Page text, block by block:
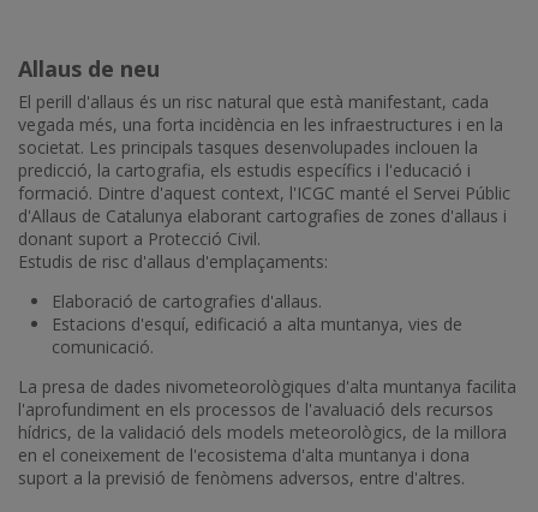
Allaus de neu
El perill d'allaus és un risc natural que està manifestant, cada
vegada més, una forta incidència en les infraestructures i en la
societat. Les principals tasques desenvolupades inclouen la
predicció, la cartografia, els estudis específics i l'educació i
formació. Dintre d'aquest context, l'ICGC manté el Servei Públic
d'Allaus de Catalunya elaborant cartografies de zones d'allaus i
donant suport a Protecció Civil.
Estudis de risc d'allaus d'emplaçaments:
Elaboració de cartografies d'allaus.
Estacions d'esquí, edificació a alta muntanya, vies de
comunicació.
La presa de dades nivometeorològiques d'alta muntanya facilita
l'aprofundiment en els processos de l'avaluació dels recursos
hídrics, de la validació dels models meteorològics, de la millora
en el coneixement de l'ecosistema d'alta muntanya i dona
suport a la previsió de fenòmens adversos, entre d'altres.